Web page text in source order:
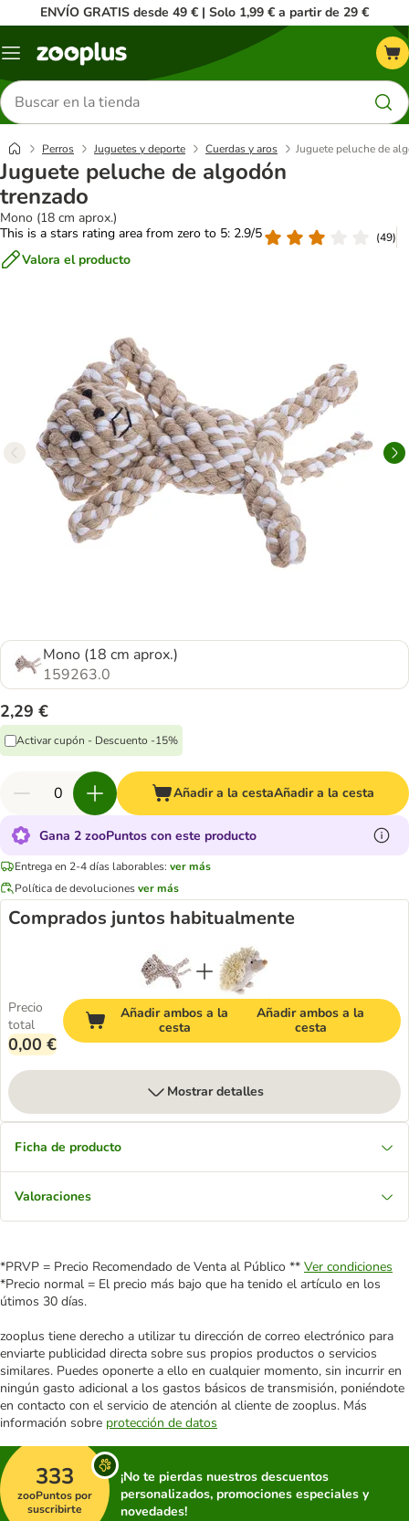
ENVÍO GRATIS desde 49 € | Solo 1,99 € a partir de 29 €
Menú
Buscar
productos
Perros Juguetes y deporte Cuerdas y aros Juguete peluche de
Juguete peluche de algodón
trenzado
Mono (18 cm aprox.)
This is a stars rating area from zero to 5: 2.9/5
(49)
Valora el producto
Mono (18 cm aprox.)
159263.0
2,29 €
Activar cupón - Descuento -15%
Añadir a la cestaAñadir a la cesta
Gana 2 zooPuntos con este producto
Entrega en 2-4 días laborables: ver más
Política de devolucionesver más
Comprados juntos habitualmente
Precio
total
0,00 €
Añadir ambos a la
cesta
Añadir ambos a la
cesta
Mostrar detalles
Ficha de producto
Valoraciones
*PRVP = Precio Recomendado de Venta al Público ** Ver condiciones
*Precio normal = El precio más bajo que ha tenido el artículo en los
útimos 30 días.
zooplus tiene derecho a utilizar tu dirección de correo electrónico para
enviarte publicidad directa sobre sus propios productos o servicios
similares. Puedes oponerte a ello en cualquier momento, sin incurrir en
ningún gasto adicional a los gastos básicos de transmisión, poniéndote
en contacto con el servicio de atención al cliente de zooplus. Más
información sobre protección de datos
333
zooPuntos por
suscribirte
¡No te pierdas nuestros descuentos
personalizados, promociones especiales y
novedades!